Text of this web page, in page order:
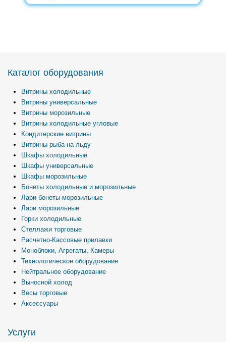
Каталог оборудования
Витрины холодильные
Витрины универсальные
Витрины морозильные
Витрины холодильные угловые
Кондитерские витрины
Витрины рыба на льду
Шкафы холодильные
Шкафы универсальные
Шкафы морозильные
Бонеты холодильные и морозильные
Лари-бонеты морозильные
Лари морозильные
Горки холодильные
Стеллажи торговые
Расчетно-Кассовые прилавки
Моноблоки, Агрегаты, Камеры
Технологическое оборудование
Нейтральное оборудование
Выносной холод
Весы торговые
Аксессуары
Услуги